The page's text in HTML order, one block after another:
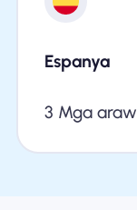
Espanya
3 Mga araw